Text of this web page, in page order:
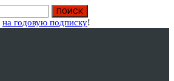
на годовую подписку!